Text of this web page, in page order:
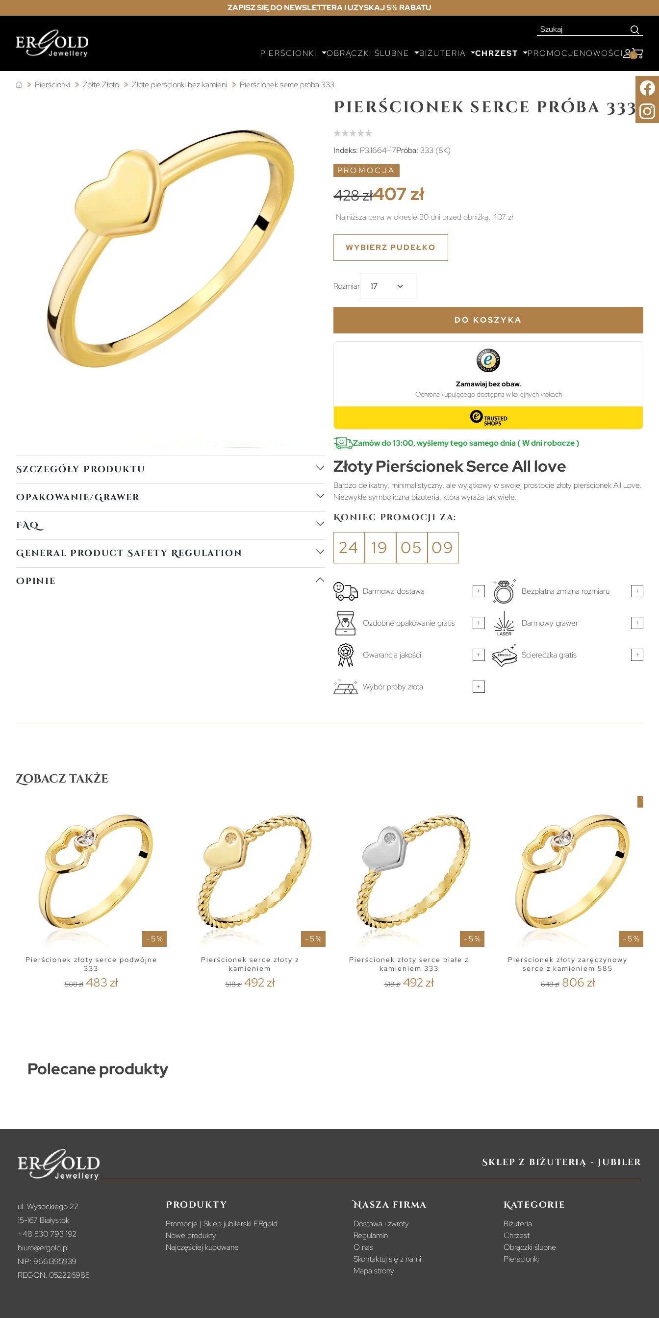
ZAPISZ SIĘ DO NEWSLETTERA I UZYSKAJ 5% RABATU
PIERŚCIONKI OBRĄCZKI ŚLUBNE BIŻUTERIA CHRZEST PROMOCJENOWOŚCI 0
Pierścionki Żółte Złoto Złote pierścionki bez kamieni Pierścionek serce próba 333
Szczegóły Produktu
Opakowanie/Grawer
FAQ
General Product Safety Regulation
Opinie
Pierścionek serce próba 333
Indeks: P3.1664-17Próba: 333 (8K)
PROMOCJA
428 zł407 zł
Najniższa cena w okresie 30 dni przed obniżką: 407 zł
WYBIERZ PUDEŁKO
Rozmiar
DO KOSZYKA
Zamów do 13:00, wyślemy tego samego dnia ( W dni robocze )
Złoty Pierścionek Serce All love
Bardzo delikatny, minimalistyczny, ale wyjątkowy w swojej prostocie złoty pierścionek All Love.
Niezwykle symboliczna biżuteria, która wyraża tak wiele.
Koniec promocji za:
24 19 05 09
Darmowa dostawa + Bezpłatna zmiana rozmiaru +
Ozdobne opakowanie gratis + Darmowy grawer +
Gwarancja jakości + Ściereczka gratis +
Wybór próby złota +
Zobacz także
- 5 %
Pierścionek złoty serce podwójne
333
508 zł 483 zł
- 5 %
Pierścionek serce złoty z
kamieniem
518 zł 492 zł
- 5 %
Pierścionek złoty serce białe z
kamieniem 333
518 zł 492 zł
- 5 %
Pierścionek złoty zaręczynowy
serce z kamieniem 585
848 zł 806 zł
%
Polecane produkty
Sklep z biżuterią - jubiler
ul. Wysockiego 22
15-167 Białystok
+48 530 793 192
biuro@ergold.pl
NIP: 9661395939
REGON: 052226985
Produkty
Promocje | Sklep jubilerski ERgold
Nowe produkty
Najczęściej kupowane
Nasza firma
Dostawa i zwroty
Regulamin
O nas
Skontaktuj się z nami
Mapa strony
Kategorie
Biżuteria
Chrzest
Obrączki ślubne
Pierścionki